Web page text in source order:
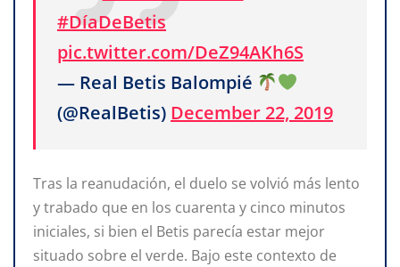
#DíaDeBetis
pic.twitter.com/DeZ94AKh6S
— Real Betis Balompié
(@RealBetis) December 22, 2019
Tras la reanudación, el duelo se volvió más lento
y trabado que en los cuarenta y cinco minutos
iniciales, si bien el Betis parecía estar mejor
situado sobre el verde. Bajo este contexto de